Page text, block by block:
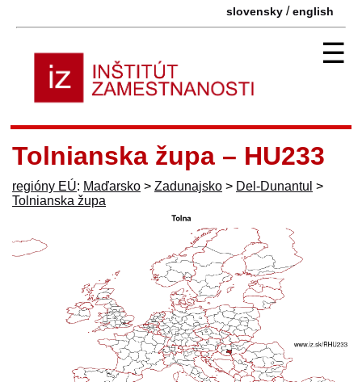
slovensky /english
☰
Tolnianska župa – HU233
regióny EÚ: Maďarsko > Zadunajsko > Del-Dunantul >
Tolnianska župa